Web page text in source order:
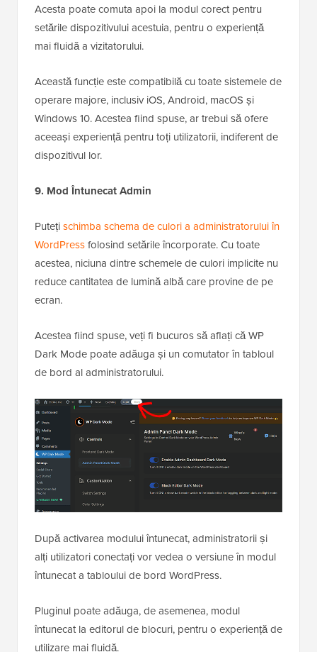
Acesta poate comuta apoi la modul corect pentru
setările dispozitivului acestuia, pentru o experiență
mai fluidă a vizitatorului.
Această funcție este compatibilă cu toate sistemele de
operare majore, inclusiv iOS, Android, macOS și
Windows 10. Acestea fiind spuse, ar trebui să ofere
aceeași experiență pentru toți utilizatorii, indiferent de
dispozitivul lor.
9. Mod Întunecat Admin
Putețischimba schema de culori a administratorului în
WordPressfolosind setările încorporate. Cu toate
acestea, niciuna dintre schemele de culori implicite nu
reduce cantitatea de lumină albă care provine de pe
ecran.
Acestea fiind spuse, veți fi bucuros să aflați că WP
Dark Mode poate adăuga și un comutator în tabloul
de bord al administratorului.
După activarea modului întunecat, administratorii și
alți utilizatori conectați vor vedea o versiune în modul
întunecat a tabloului de bord WordPress.
Pluginul poate adăuga, de asemenea, modul
întunecat la editorul de blocuri, pentru o experiență de
utilizare mai fluidă.